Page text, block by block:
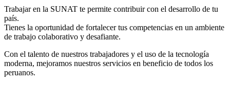
Trabajar en la SUNAT te permite contribuir con el desarrollo de tu
país.
Tienes la oportunidad de fortalecer tus competencias en un ambiente
de trabajo colaborativo y desafiante.
Con el talento de nuestros trabajadores y el uso de la tecnología
moderna, mejoramos nuestros servicios en beneficio de todos los
peruanos.